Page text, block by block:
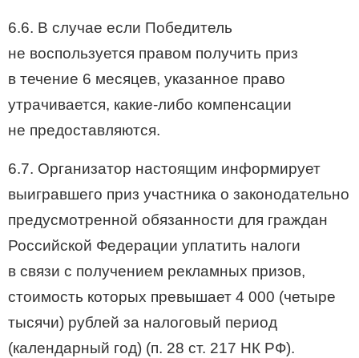
6.6. В случае если Победитель
не воспользуется правом получить приз
в течение 6 месяцев, указанное право
утрачивается, какие-либо компенсации
не предоставляются.
6.7. Организатор настоящим информирует
выигравшего приз участника о законодательно
предусмотренной обязанности для граждан
Российской Федерации уплатить налоги
в связи с получением рекламных призов,
стоимость которых превышает 4 000 (четыре
тысячи) рублей за налоговый период
(календарный год) (п. 28 ст. 217 НК РФ).